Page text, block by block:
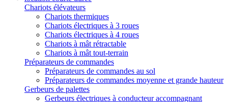
Chariots élévateurs
Chariots thermiques
Chariots électriques à 3 roues
Chariots électriques à 4 roues
Chariots à mât rétractable
Chariots à mât tout-terrain
Préparateurs de commandes
Préparateurs de commandes au sol
Préparateurs de commandes moyenne et grande hauteur
Gerbeurs de palettes
Gerbeurs électriques à conducteur accompagnant